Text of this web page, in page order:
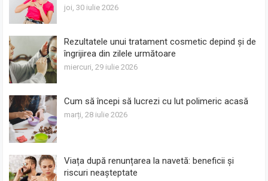
joi, 30 iulie 2026
Rezultatele unui tratament cosmetic depind și de
îngrijirea din zilele următoare
miercuri, 29 iulie 2026
Cum să începi să lucrezi cu lut polimeric acasă
marți, 28 iulie 2026
Viața după renunțarea la navetă: beneficii și
riscuri neașteptate